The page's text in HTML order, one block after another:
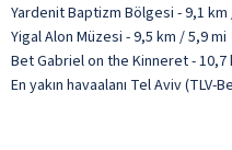
Yardenit Baptizm Bölgesi - 9,1 km
Yigal Alon Müzesi - 9,5 km / 5,9 mi
Bet Gabriel on the Kinneret - 10,7
En yakın havaalanı Tel Aviv (TLV-